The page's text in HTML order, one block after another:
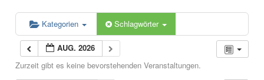
Kategorien Schlagwörter
AUG. 2026
Zurzeit gibt es keine bevorstehenden Veranstaltungen.